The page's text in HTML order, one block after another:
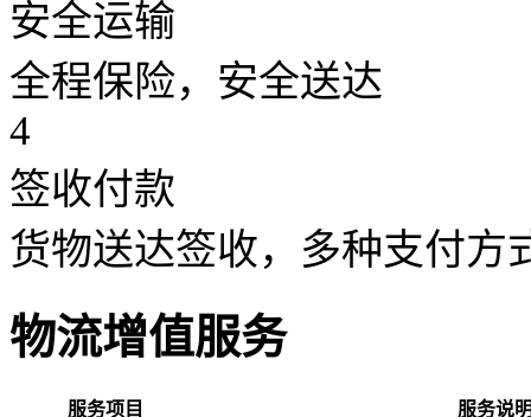
安全运输
全程保险，安全送达
4
签收付款
货物送达签收，多种支付方
物流增值服务
服务项目
服务说